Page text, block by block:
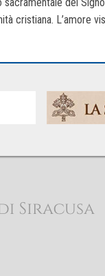
cristiana. L’amore